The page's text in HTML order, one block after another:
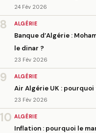
24 Fév 2026
8 ALGÉRIE
Banque d’Algérie :
le dinar ?
23 Fév 2026
9 ALGÉRIE
Air Algérie UK :
23 Fév 2026
10 ALGÉRIE
Inflation : pourquoi le